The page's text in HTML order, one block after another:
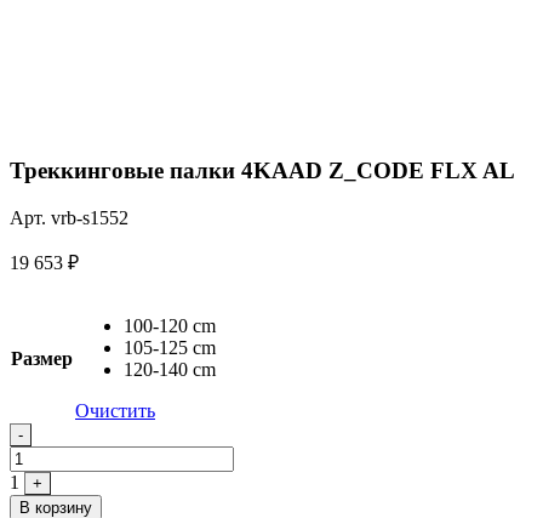
Треккинговые палки 4KAAD Z_CODE FLX AL
Арт. vrb-s1552
19 653 ₽
Размер
100-120 cm
105-125 cm
120-140 cm
Очистить
Quantity
-
1
+
В корзину